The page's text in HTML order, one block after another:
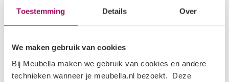
Toestemming Details Over
We maken gebruik van cookies
Bij Meubella maken we gebruik van cookies en andere
technieken wanneer je meubella.nl bezoekt. Deze
Arco
Pepinos 2